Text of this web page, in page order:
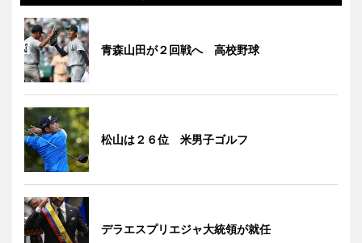
青森山田が２回戦へ 高校野球
松山は２６位 米男子ゴルフ
デラエスプリエジャ大統領が就任